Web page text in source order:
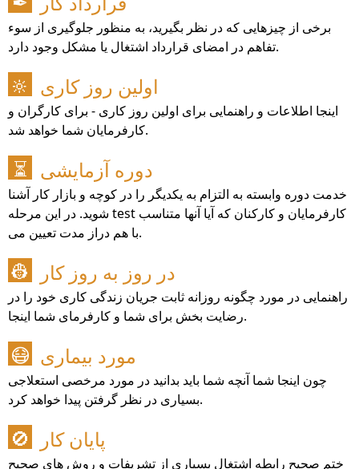
برخی از چیزهایی که در نظر بگیرید، به منظور جلوگیری از سوء
تفاهم در امضای قرارداد اشتغال یا مشکل وجود دارد.
🔆 اولین روز کاری
اینجا اطلاعات و راهنمایی برای اولین روز کاری - برای کارگران و
کارفرمایان شما خواهد شد.
⏳ دوره آزمایشی
خدمت دوره وابسته به التزام به یکدیگر را در کوچه و بازار کار آشنا
شوید. در این مرحله test کارفرمایان و کارکنان که آیا آنها متناسب
با هم دراز مدت تعیین می.
👷 در روز به روز کار
راهنمایی در مورد چگونه روزانه ثابت جریان زندگی کاری خود را در
رضایت بخش برای شما و کارفرمای شما اینجا.
😷 مورد بیماری
چون اینجا شما آنچه شما باید بدانید در مورد مرخصی استعلاجی
بسیاری در نظر گرفتن پیدا خواهد کرد.
🚫 پایان کار
ختم صحیح رابطه اشتغال بسیاری از تشریفات و روش های صحیح